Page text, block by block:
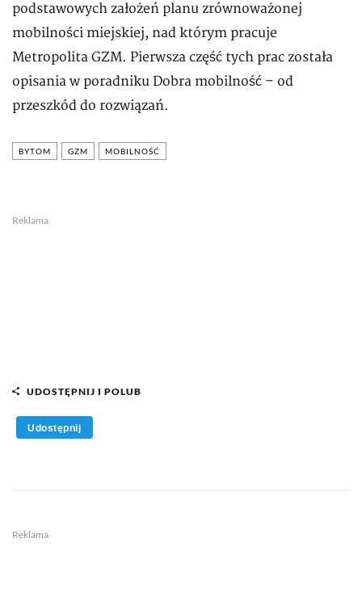
podstawowych założeń planu zrównoważonej
mobilności miejskiej, nad którym pracuje
Metropolita GZM. Pierwsza część tych prac została
opisania w poradniku Dobra mobilność – od
przeszkód do rozwiązań.
BYTOM GZM MOBILNOŚĆ
Reklama
UDOSTĘPNIJ I POLUB
Udostępnij
Reklama